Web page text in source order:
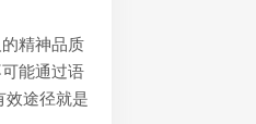
精神品质
能通过语
效途径就是